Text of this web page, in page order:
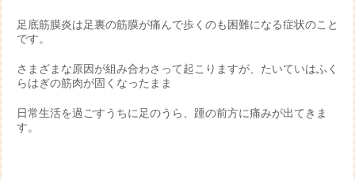
足底筋膜炎は足裏の筋膜が痛んで歩くのも困難になる症状のこと
です。
さまざまな原因が組み合わさって起こりますが、たいていはふく
らはぎの筋肉が固くなったまま
日常生活を過ごすうちに足のうら、踵の前方に痛みが出てきま
す。